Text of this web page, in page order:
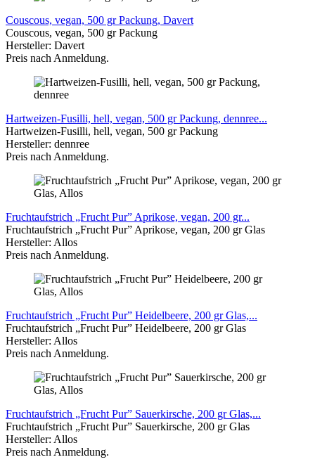
Couscous, vegan, 500 gr Packung, Davert
Couscous, vegan, 500 gr Packung
Hersteller: Davert
Preis nach Anmeldung.
Hartweizen-Fusilli, hell, vegan, 500 gr Packung, dennree...
Hartweizen-Fusilli, hell, vegan, 500 gr Packung
Hersteller: dennree
Preis nach Anmeldung.
Fruchtaufstrich „Frucht Pur” Aprikose, vegan, 200 gr...
Fruchtaufstrich „Frucht Pur” Aprikose, vegan, 200 gr Glas
Hersteller: Allos
Preis nach Anmeldung.
Fruchtaufstrich „Frucht Pur” Heidelbeere, 200 gr Glas,...
Fruchtaufstrich „Frucht Pur” Heidelbeere, 200 gr Glas
Hersteller: Allos
Preis nach Anmeldung.
Fruchtaufstrich „Frucht Pur” Sauerkirsche, 200 gr Glas,...
Fruchtaufstrich „Frucht Pur” Sauerkirsche, 200 gr Glas
Hersteller: Allos
Preis nach Anmeldung.